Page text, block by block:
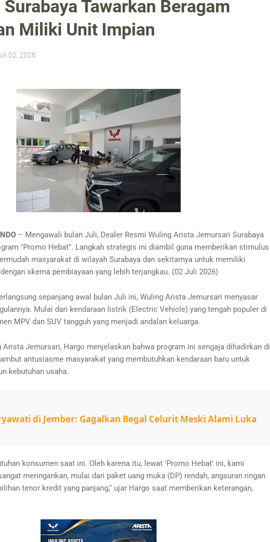
Tawarkan Beragam
Miliki Unit Impian
02, 2026
– Mengawali bulan Juli, Dealer Resmi Wuling Arista Jemursari Surabaya
"Promo Hebat". Langkah strategis ini diambil guna memberikan stimulus
masyarakat di wilayah Surabaya dan sekitarnya untuk memiliki
skema pembiayaan yang lebih terjangkau. (02 Juli 2026)
sepanjang awal bulan Juli ini, Wuling Arista Jemursari menyasar
Mulai dari kendaraan listrik (Electric Vehicle) yang tengah populer di
MPV dan SUV tangguh yang menjadi andalan keluarga.
Arista Jemursari, Hargo menjelaskan bahwa program ini sengaja dihadirkan di
antusiasme masyarakat yang membutuhkan kendaraan baru untuk
kebutuhan usaha.
di Jember: Gagalkan Begal Celurit Meski Alami Luka
konsumen saat ini. Oleh karena itu, lewat 'Promo Hebat' ini, kami
meringankan, mulai dari paket uang muka (DP) rendah, angsuran ringan
tenor kredit yang panjang," ujar Hargo saat memberikan keterangan,